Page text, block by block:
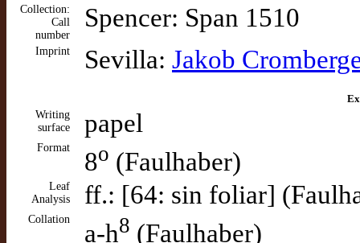
Collection:
Call
number
Spencer: Span 1510
Imprint Sevilla: Jakob
Writing
surface
papel
Format 8o (Faulhaber)
Leaf
Analysis
ff.: [64: sin foliar]
Collation a-h8 (Faulhaber)